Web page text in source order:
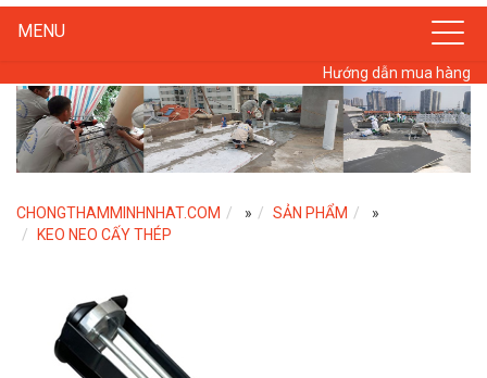
MENU
Hướng dẫn mua hàng
CHONGTHAMMINHNHAT.COM » SẢN PHẨM
»
KEO NEO CẤY THÉP